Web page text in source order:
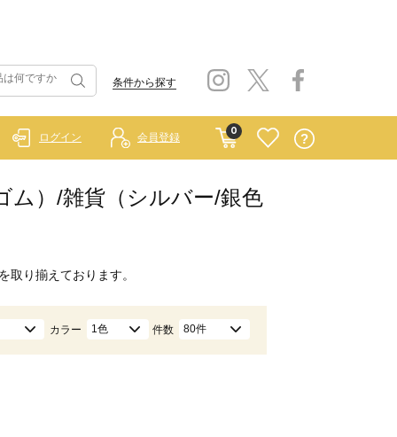
条件から探す
0
ログイン 会員登録
ム）/雑貨（シルバー/銀色
取り揃えております。
カラー 1色 件数 80件